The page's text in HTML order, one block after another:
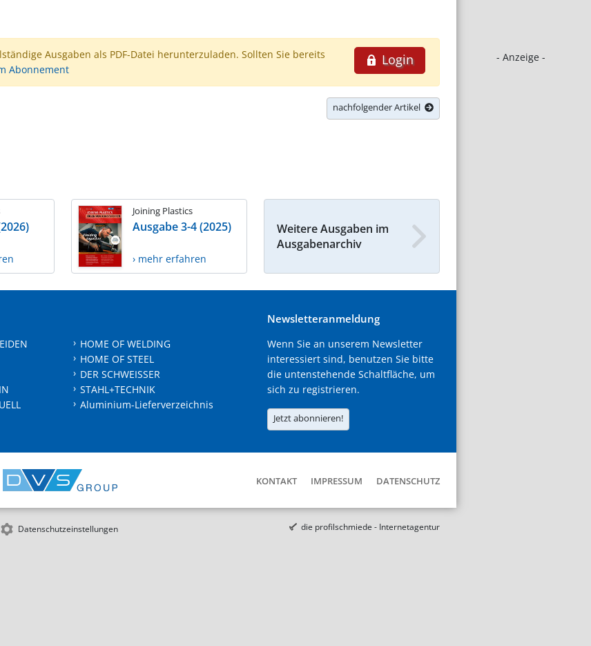
- Anzeige -
Login
Ausgaben als PDF-Datei herunterzuladen. Sollten Sie bereits
Abonnement
nachfolgender Artikel
Joining Plastics
Ausgabe 3-4 (2025)
› mehr erfahren
Weitere Ausgaben im
Ausgabenarchiv
HOME OF WELDING
HOME OF STEEL
DER SCHWEISSER
STAHL+TECHNIK
Aluminium-Lieferverzeichnis
Newsletteranmeldung
Wenn Sie an unserem Newsletter
interessiert sind, benutzen Sie bitte
die untenstehende Schaltfläche, um
sich zu registrieren.
Jetzt abonnieren!
KONTAKT IMPRESSUM DATENSCHUTZ
Datenschutzeinstellungen die profilschmiede - Internetagentur